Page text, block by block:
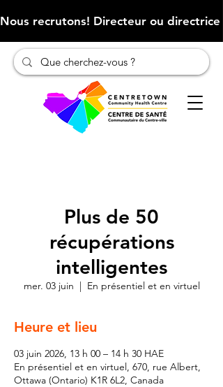
Nous recrutons! Directeur ou
Plus de 50
récupérations
intelligentes
mer. 03 juin
  |
En présentiel et en virtuel
Heure et lieu
03 juin 2026, 13 h 00 – 14 h 30 HAE
En présentiel et en virtuel, 670, rue Albert,
Ottawa (Ontario) K1R 6L2, Canada